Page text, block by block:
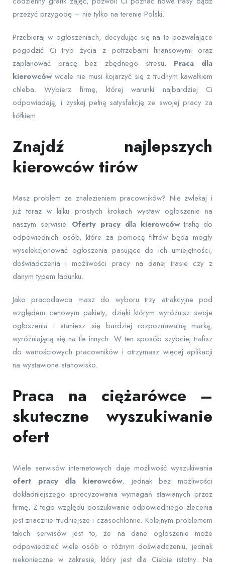
przeżyć przygodę – nie tylko na terenie Polski.
Przebieraj w ogłoszeniach, decydując się na te pozwalające
pogodzić Ci tryb życia z potrzebami finansowymi oraz
zaplanować pracę bez zbędnego stresu. Praca dla
kierowcówwcale nie musi kojarzyć się z trudnym kawałkiem
chleba. Wybierz firmę, której warunki najbardziej Ci
odpowiadają, i zyskaj pełną satysfakcję ze swojej pracy za
kółkiem.
Znajdź najlepszych
kierowców tirów
Masz problem ze znalezieniem pracowników? Nie zwlekaj i
już teraz w kilku prostych krokach wystaw ogłoszenie na
naszym serwisie. Oferty pracy dla kierowcówtrafią do
odpowiednich osób, które za pomocą filtrów będą mogły
wyselekcjonować ogłoszenia pasujące do ich umiejętności,
doświadczenia i możliwości pracy na danej trasie czy z
danym typem ładunku.
Jako pracodawca masz do wyboru trzy atrakcyjne pod
względem cenowym pakiety, dzięki którym wyróżnisz swoje
ogłoszenia i staniesz się bardziej rozpoznawalną marką,
wyróżniającą się na tle innych. W ten sposób szybciej trafisz
do wartościowych pracowników i otrzymasz więcej aplikacji
na wystawione stanowisko.
Praca na ciężarówce –
skuteczne wyszukiwanie
ofert
Wiele serwisów internetowych daje możliwość wyszukiwania
ofert pracy dla kierowców, jednak bez możliwości
dokładniejszego sprecyzowania wymagań stawianych przez
firmę. Z tego względu poszukiwanie odpowiedniego zlecenia
jest znacznie trudniejsze i czasochłonne. Kolejnym problemem
takich serwisów jest to, że na dane ogłoszenie może
odpowiedzieć wiele osób o różnym doświadczeniu, jednak
niekonieczne w zakresie, który jest dla Ciebie istotny. Na